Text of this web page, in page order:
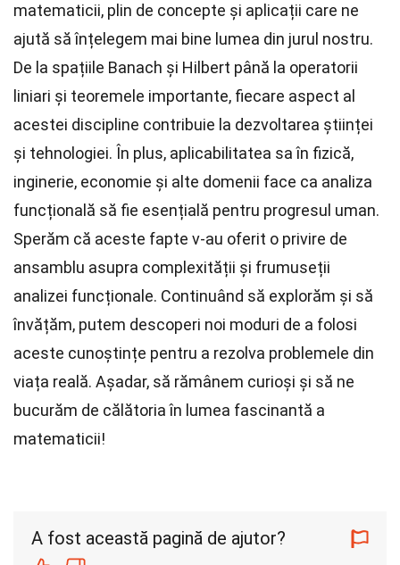
matematicii, plin de concepte și aplicații care ne
ajută să înțelegem mai bine lumea din jurul nostru.
De la spațiile Banach și Hilbert până la operatorii
liniari și teoremele importante, fiecare aspect al
acestei discipline contribuie la dezvoltarea științei
și tehnologiei. În plus, aplicabilitatea sa în fizică,
inginerie, economie și alte domenii face ca analiza
funcțională să fie esențială pentru progresul uman.
Sperăm că aceste fapte v-au oferit o privire de
ansamblu asupra complexității și frumuseții
analizei funcționale. Continuând să explorăm și să
învățăm, putem descoperi noi moduri de a folosi
aceste cunoștințe pentru a rezolva problemele din
viața reală. Așadar, să rămânem curioși și să ne
bucurăm de călătoria în lumea fascinantă a
matematicii!
A fost această pagină de ajutor?